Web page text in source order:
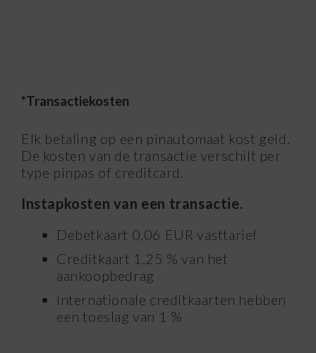
*Transactiekosten
Elk betaling op een pinautomaat kost geld.
De kosten van de transactie verschilt per
type pinpas of creditcard.
Instapkosten van een transactie.
Debetkaart 0,06 EUR vasttarief
Creditkaart 1,25 % van het
aankoopbedrag
Internationale creditkaarten hebben
een toeslag van 1 %